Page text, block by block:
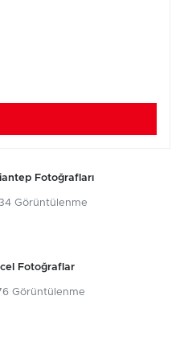
Fotoğrafları
Görüntülenme
Fotoğraflar
Görüntülenme